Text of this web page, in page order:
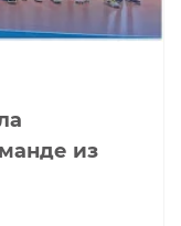
из